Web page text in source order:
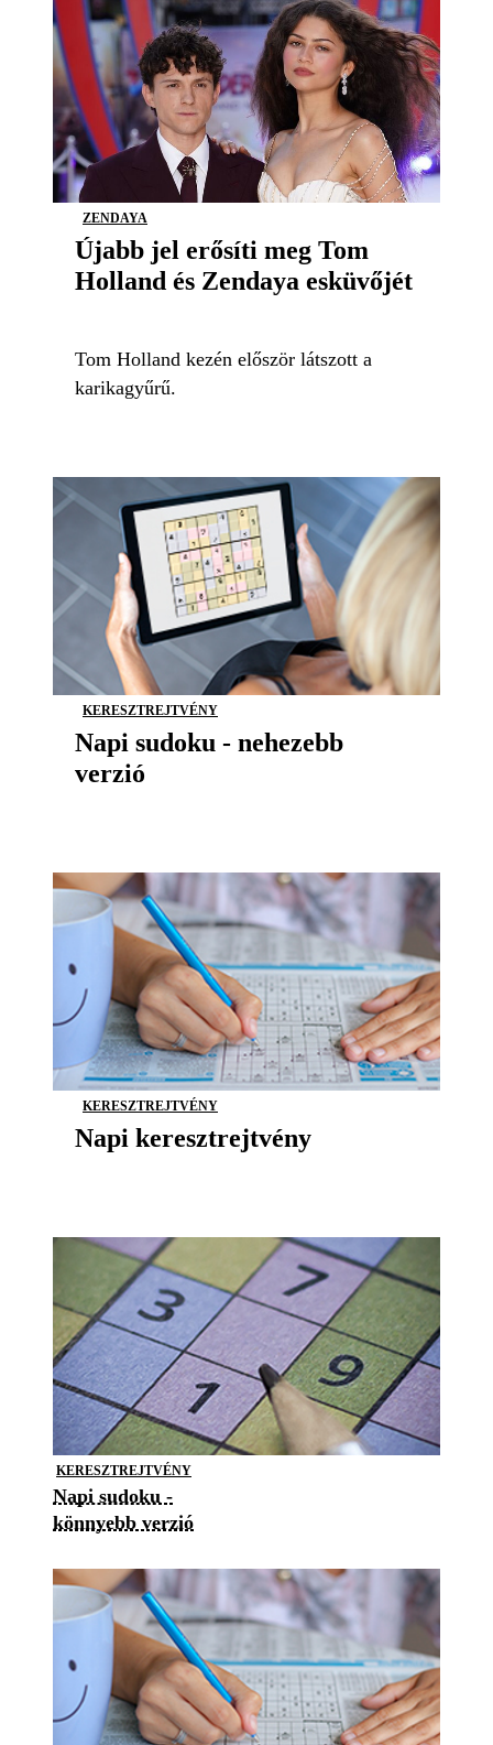
ZENDAYA
Újabb jel erősíti meg Tom
Holland és Zendaya esküvőjét
Tom Holland kezén először látszott a
karikagyűrű.
KERESZTREJTVÉNY
Napi sudoku - nehezebb
verzió
KERESZTREJTVÉNY
Napi keresztrejtvény
KERESZTREJTVÉNY
Napi sudoku -
könnyebb verzió